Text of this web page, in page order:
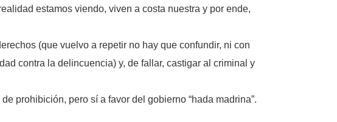
estamos viendo, viven a costa nuestra y por ende,
(que vuelvo a repetir no hay que confundir, ni con
contra la delincuencia) y, de fallar, castigar al criminal y
prohibición, pero sí a favor del gobierno “hada madrina”.